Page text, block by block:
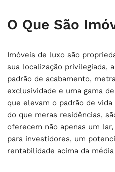
O Que São
Imóveis de luxo são
sua localização privilegiada,
padrão de acabamento,
exclusividade e uma gama
que elevam o padrão de
do que meras residências,
oferecem não apenas um
para investidores, um
rentabilidade acima da